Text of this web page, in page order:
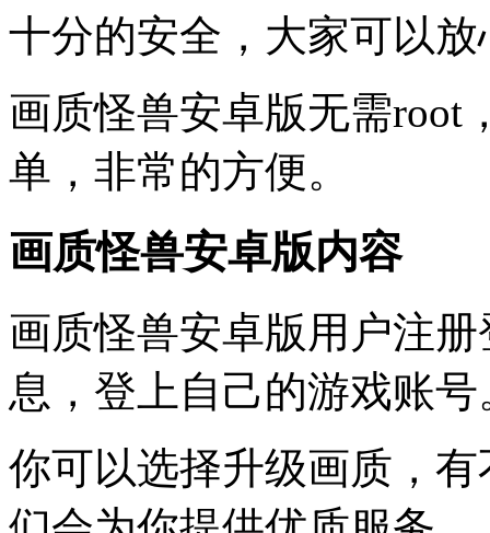
十分的安全，大家可以
画质怪兽安卓版无需root
单，非常的方便。
画质怪兽安卓版内容
画质怪兽安卓版用户注
息，登上自己的游戏账号
你可以选择升级画质，